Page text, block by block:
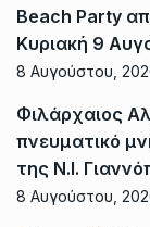
Beach Party
Κυριακή 9
8 Αυγούστου,
Φιλάρχαιος
πνευματικό
της Ν.Ι.
8 Αυγούστου,